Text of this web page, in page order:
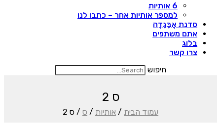
6 אותיות
למספר אותיות אחר – כתבו לנו
סדנת אָבָּגָדָה
אתם משתפים
בלוג
צרו קשר
חיפוש
ס 2
עמוד הבית/ אותיות/ ס / ס 2